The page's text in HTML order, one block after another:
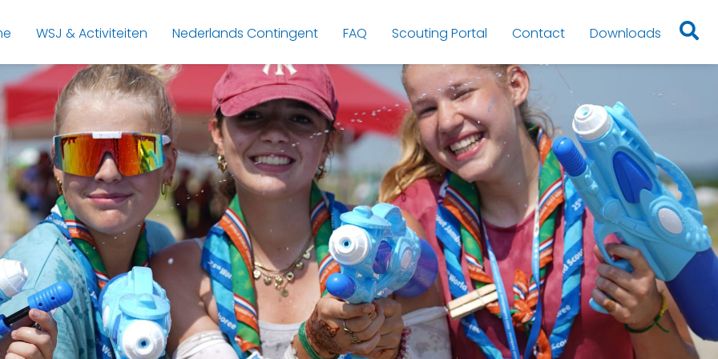
WSJ & Activiteiten Nederlands Contingent FAQ Scouting Portal Contact Downloads